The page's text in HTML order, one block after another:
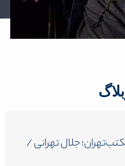
جلال تهرانی /